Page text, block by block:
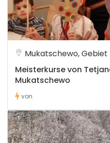
Mukatschewo,
Meisterkurse von
Mukatschewo
von